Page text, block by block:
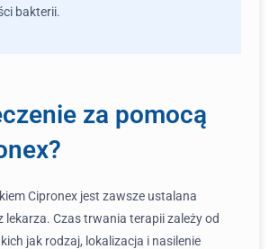
bakterii.
za pomocą
Cipronex jest zawsze ustalana
lekarza. Czas trwania terapii zależy od
jak rodzaj, lokalizacja i nasilenie